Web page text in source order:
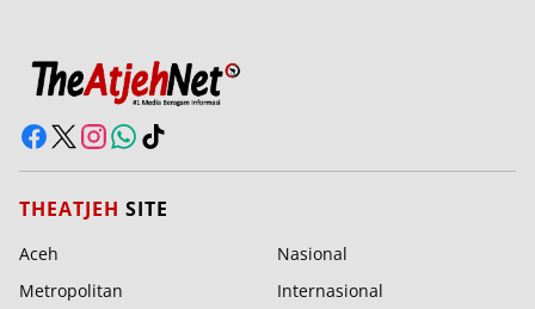
THEATJEH SITE
Aceh
Nasional
Metropolitan
Internasional